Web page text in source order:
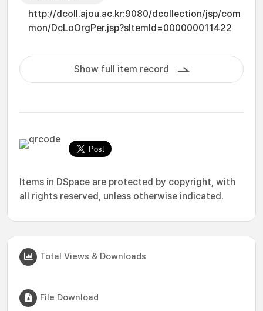
http://dcoll.ajou.ac.kr:9080/dcollection/jsp/com
mon/DcLoOrgPer.jsp?sItemId=000000011422
Show full item record
Items in DSpace are protected by copyright, with
all rights reserved, unless otherwise indicated.
Total Views & Downloads
File Download